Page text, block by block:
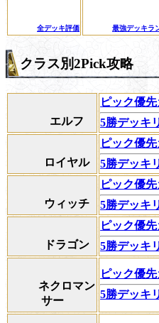
全デッキ評価 最強デッキラ
クラス別2Pick攻略
エルフ
ピック優
5勝デッキ
ロイヤル
ピック優
5勝デッキ
ウィッチ
ピック優
5勝デッキ
ドラゴン
ピック優
5勝デッキ
ネクロマン
サー
ピック優
5勝デッキ